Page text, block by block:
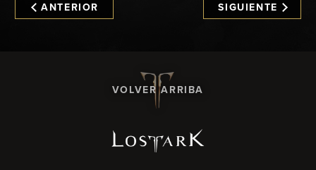
ANTERIOR SIGUIENTE
VOLVER ARRIBA